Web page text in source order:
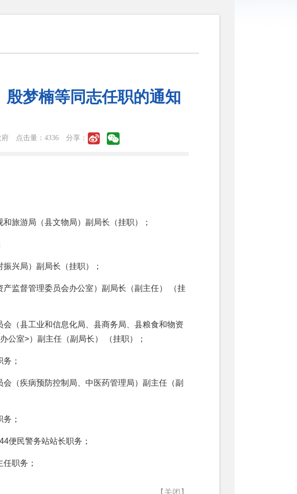
殷梦楠等同志任职的通知
府 点击量： 4336 分享：
旅游局（县文物局）副局长（挂职）；
兴局）副局长（挂职）；
监督管理委员会办公室）副局长（副主任） （挂
（县工业和信息化局、县商务局、县粮食和物资
公室>）副主任（副局长） （挂职）；
；
（疾病预防控制局、中医药管理局）副主任（副
；
便民警务站站长职务；
职务；
【关闭】